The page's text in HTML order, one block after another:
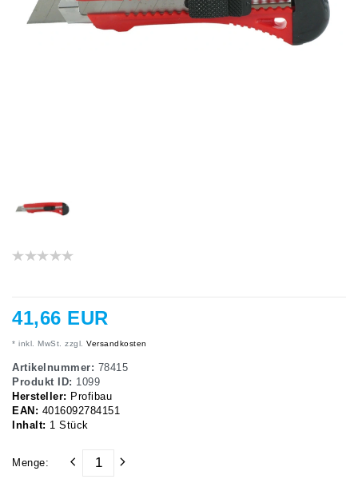
41,66 EUR
* inkl. MwSt. zzgl. Versandkosten
Artikelnummer: 78415
Produkt ID: 1099
Hersteller: Profibau
EAN: 4016092784151
Inhalt: 1 Stück
Menge: